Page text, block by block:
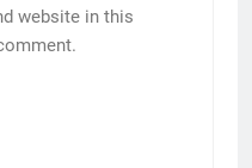
website in this